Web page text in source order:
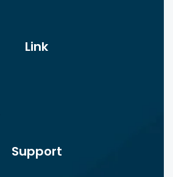
Link
Support